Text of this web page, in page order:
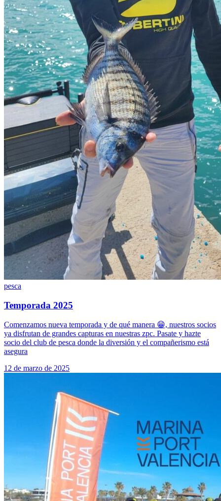
pesca
Temporada 2025
Comenzamos nueva temporada y de qué manera 😁, nuestros socios
ya disfrutan de grandes capturas en nuestras zpc. Pasate y hazte
socio del club de pesca donde la diversión y el compañerismo está
asegura
12 de marzo de 2025